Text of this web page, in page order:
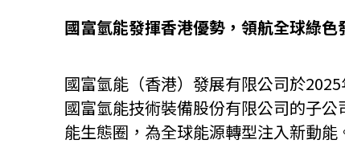
關聯網站
香港家族辦公室
國富氫能發揮香港優勢，領航全球綠色
國富氫能（香港）發展有限公司於
國富氫能技術裝備股份有限公司的子
能生態圈，為全球能源轉型注入新動能